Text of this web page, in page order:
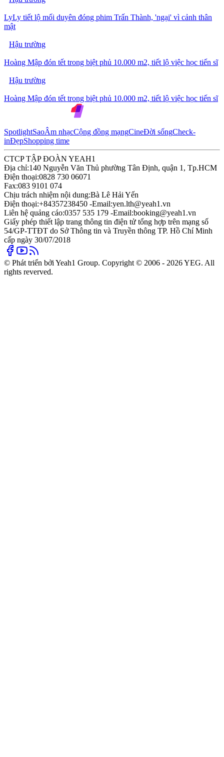
LyLy tiết lộ mối duyên đóng phim Trấn Thành, 'ngại' vì cảnh thân
mật
Hậu trường
Hoàng Mập đón tết trong biệt phủ 10.000 m2, tiết lộ việc học tiến sĩ
Hậu trường
Hoàng Mập đón tết trong biệt phủ 10.000 m2, tiết lộ việc học tiến sĩ
SpotlightSaoÂm nhạcCộng đồng mạngCineĐời sốngCheck-
inĐẹpShopping time
CTCP TẬP ĐOÀN YEAH1
Địa chỉ:140 Nguyễn Văn Thủ phường Tân Định, quận 1, Tp.HCM
Điện thoại:0828 730 06071
Fax:083 9101 074
Chịu trách nhiệm nội dung:Bà Lê Hải Yến
Điện thoại:+84357238450 -Email:yen.lth@yeah1.vn
Liên hệ quảng cáo:0357 535 179 -Email:booking@yeah1.vn
Giấy phép thiết lập trang thông tin điện tử tổng hợp trên mạng số
54/GP-TTĐT do Sở Thông tin và Truyền thông TP. Hồ Chí Minh
cấp ngày 30/07/2018
© Phát triển bởi Yeah1 Group. Copyright © 2006 - 2026 YEG. All
rights reverved.